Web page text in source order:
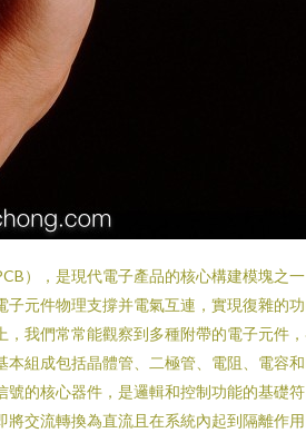
），是現代電子產品的核心構建模塊之
子元件物理支撐并電氣互連，實現復雜的功
，我們常常能觀察到多種附帶的電子元件
本組成包括晶體管、二極管、電阻、電容
號的核心器件，是邏輯和控制功能的基礎符
將交流轉換為直流且在系統內起到隔離作